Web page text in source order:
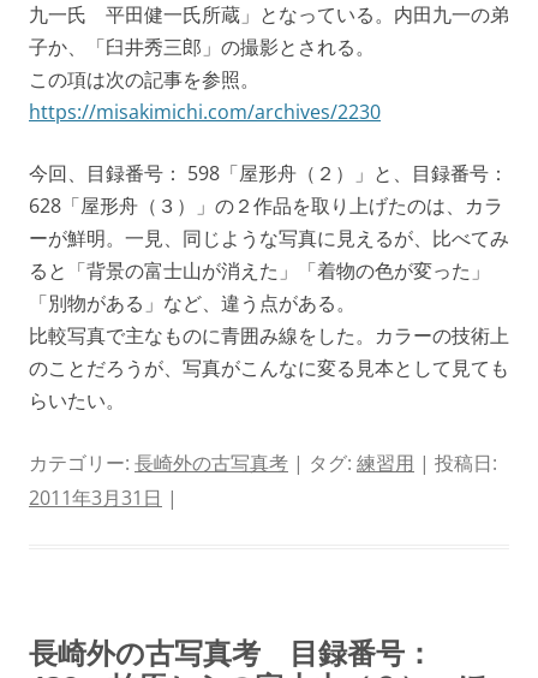
九一氏 平田健一氏所蔵」となっている。内田九一の弟
子か、「臼井秀三郎」の撮影とされる。
この項は次の記事を参照。
https://misakimichi.com/archives/2230
今回、目録番号： 598「屋形舟（２）」と、目録番号：
628「屋形舟（３）」の２作品を取り上げたのは、カラ
ーが鮮明。一見、同じような写真に見えるが、比べてみ
ると「背景の富士山が消えた」「着物の色が変った」
「別物がある」など、違う点がある。
比較写真で主なものに青囲み線をした。カラーの技術上
のことだろうが、写真がこんなに変る見本として見ても
らいたい。
カテゴリー: 長崎外の古写真考 | タグ: 練習用 | 投稿日:
2011年3月31日 |
長崎外の古写真考 目録番号：